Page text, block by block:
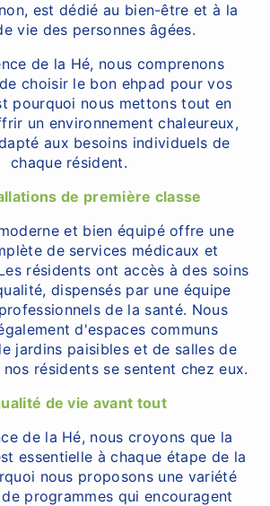
est dédié au bien-être et à la
vie des personnes âgées.
de la Hé, nous comprenons
choisir le bon ehpad pour vos
pourquoi nous mettons tout en
un environnement chaleureux,
aux besoins individuels de
chaque résident.
de première classe
et bien équipé offre une
de services médicaux et
résidents ont accès à des soins
dispensés par une équipe
de la santé. Nous
d'espaces communs
jardins paisibles et de salles de
résidents se sentent chez eux.
de vie avant tout
de la Hé, nous croyons que la
essentielle à chaque étape de la
nous proposons une variété
programmes qui encouragent